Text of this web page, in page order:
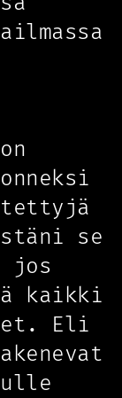
se
jos
kaikki
Eli